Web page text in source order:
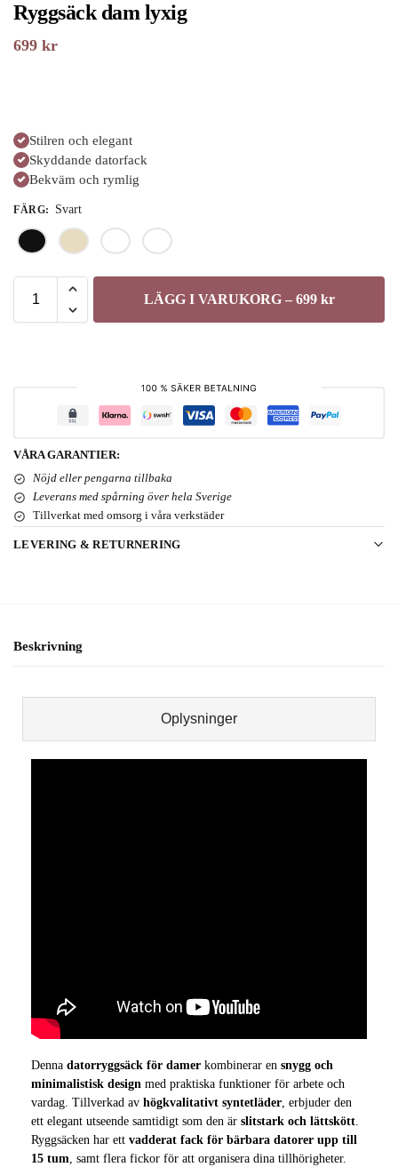
Ryggsäck dam lyxig
699 kr
Stilren och elegant
Skyddande datorfack
Bekväm och rymlig
FÄRG: Svart
LÄGG I VARUKORG – 699 kr
VÅRA GARANTIER:
Nöjd eller pengarna tillbaka
Leverans med spårning över hela Sverige
Tillverkat med omsorg i våra verkstäder
LEVERING & RETURNERING
Beskrivning
Oplysninger
Denna datorryggsäck för damer kombinerar en snygg och
minimalistisk design med praktiska funktioner för arbete och
vardag. Tillverkad av högkvalitativt syntetläder, erbjuder den
ett elegant utseende samtidigt som den är slitstark och lättskött.
Ryggsäcken har ett vadderat fack för bärbara datorer upp till
15 tum, samt flera fickor för att organisera dina tillhörigheter.